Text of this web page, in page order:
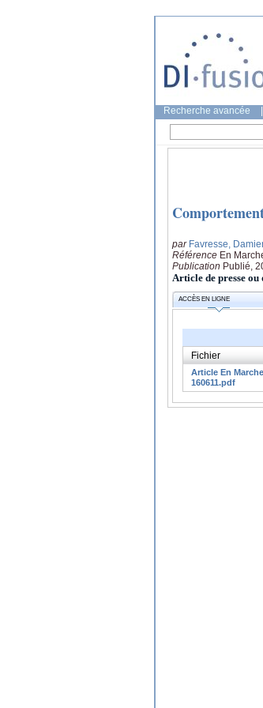
Recherche avancée
par Favresse,
Référence En
Publication Publié,
Article de presse
ACCÈS EN LIGNE
Fichier
Article En Marche
160611.pdf